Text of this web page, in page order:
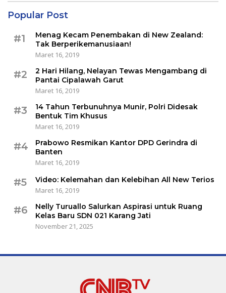
Popular Post
#1
Menag Kecam Penembakan di New Zealand:
Tak Berperikemanusiaan!
Maret 16, 2019
#2
2 Hari Hilang, Nelayan Tewas Mengambang di
Pantai Cipalawah Garut
Maret 16, 2019
#3
14 Tahun Terbunuhnya Munir, Polri Didesak
Bentuk Tim Khusus
Maret 16, 2019
#4
Prabowo Resmikan Kantor DPD Gerindra di
Banten
Maret 16, 2019
#5
Video: Kelemahan dan Kelebihan All New Terios
Maret 16, 2019
#6
Nelly Turuallo Salurkan Aspirasi untuk Ruang
Kelas Baru SDN 021 Karang Jati
November 21, 2025